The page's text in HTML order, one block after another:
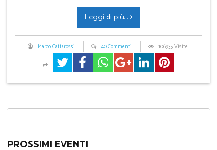
Leggi di più...
Marco Cattarossi 40 Commenti 106935 Visite
PROSSIMI EVENTI